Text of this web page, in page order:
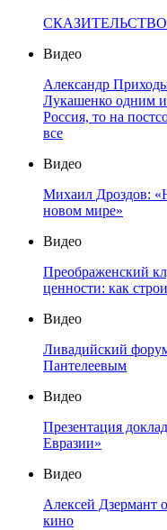
СКАЗИТЕЛЬСТВО
Видео
Александр
Лукашенко одним
Россия, то на
все
Видео
Михаил Дроздов:
новом мире»
Видео
Преображенский
ценности: как
Видео
Ливадийский
Пантелеевым
Видео
Презентация
Евразии»
Видео
Алексей Дзермант
кино